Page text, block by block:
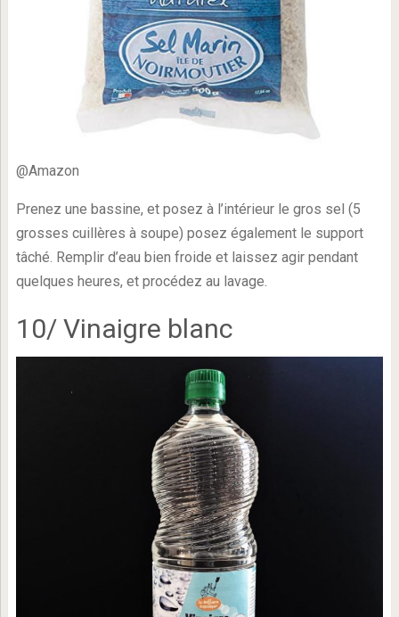
@Amazon
Prenez une bassine, et posez à l’intérieur le gros sel (5
grosses cuillères à soupe) posez également le support
tâché. Remplir d’eau bien froide et laissez agir pendant
quelques heures, et procédez au lavage.
10/ Vinaigre blanc